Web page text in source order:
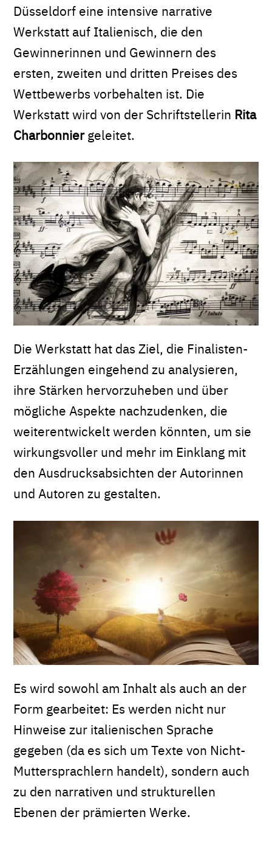
Düsseldorf eine intensive narrative
Werkstatt auf Italienisch, die den
Gewinnerinnen und Gewinnern des
ersten, zweiten und dritten Preises des
Wettbewerbs vorbehalten ist. Die
Werkstatt wird von der Schriftstellerin Rita
Charbonniergeleitet.
Die Werkstatt hat das Ziel, die Finalisten-
Erzählungen eingehend zu analysieren,
ihre Stärken hervorzuheben und über
mögliche Aspekte nachzudenken, die
weiterentwickelt werden könnten, um sie
wirkungsvoller und mehr im Einklang mit
den Ausdrucksabsichten der Autorinnen
und Autoren zu gestalten.
Es wird sowohl am Inhalt als auch an der
Form gearbeitet: Es werden nicht nur
Hinweise zur italienischen Sprache
gegeben (da es sich um Texte von Nicht-
Muttersprachlern handelt), sondern auch
zu den narrativen und strukturellen
Ebenen der prämierten Werke.